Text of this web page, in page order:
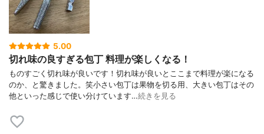
5.00
切れ味の良すぎる包丁 料理が楽しくなる！
ものすごく切れ味が良いです！切れ味が良いとここまで料理が楽になる
のか、と驚きました。笑小さい包丁は果物を切る用、大きい包丁はその
他といった感じで使い分けています…続きを見る